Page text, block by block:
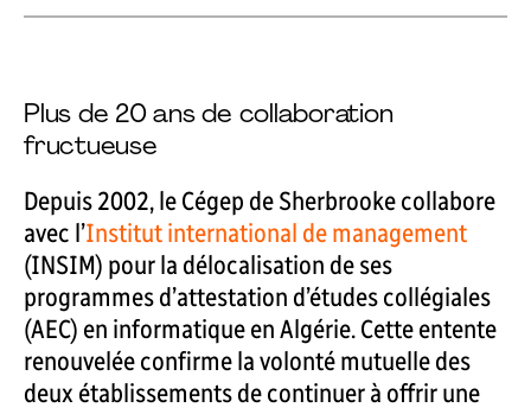
Plus de 20 ans de collaboration
fructueuse
Depuis 2002, le Cégep de Sherbrooke collabore
avec l’Institut international de management
(INSIM) pour la délocalisation de ses
programmes d’attestation d’études collégiales
(AEC) en informatique en Algérie. Cette entente
renouvelée confirme la volonté mutuelle des
deux établissements de continuer à offrir une